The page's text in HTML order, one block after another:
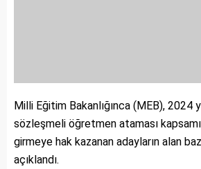
Milli Eğitim Bakanlığınca (MEB), 2024
sözleşmeli öğretmen ataması
girmeye hak kazanan adayların alan
açıklandı.